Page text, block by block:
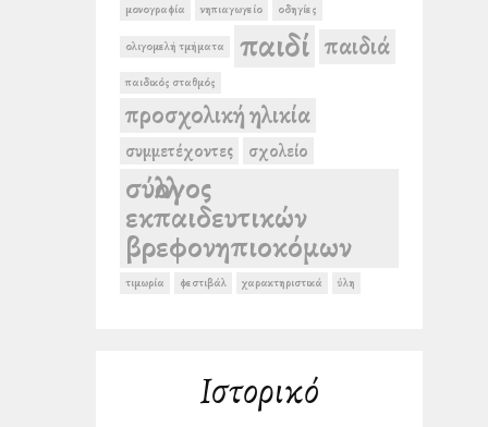
μονογραφία νηπιαγωγείο οδηγίες
ολιγομελή τμήματα παιδί παιδιά
παιδικός σταθμός
προσχολική ηλικία
συμμετέχοντες σχολείο
σύλλογος
εκπαιδευτικών
βρεφονηπιοκόμων
τιμωρία φεστιβάλ χαρακτηριστικά ύλη
Ιστορικό